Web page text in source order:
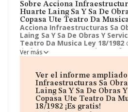
Sobre Acciona
Huarte Laing Sa Y Sa De
Copasa Ute Teatro Da
Acciona Infraestructuras Sa
Laing Sa Y Sa De Obras Y
Teatro Da Musica Ley 18/1982
de funcionamiento.
Acciona
Obrascon Huarte Laing Sa Y
18/1982tiene su domicilio social
Juana de vega, 2 - PLT 9, a
su actividad CNAE principal como
actividades asociativas n.c.o.p..
Infraestructuras Sa Obrascon
Ver más
Ver el informe
Infraestructuras Sa
Laing Sa Y Sa De Obras
Copasa Ute Teatro Da
18/1982 ¡Es gratis!